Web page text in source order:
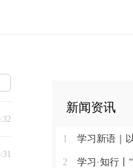
新闻资讯
1 学习新语｜以党
2 学习·知行丨